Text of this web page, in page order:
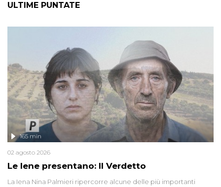
ULTIME PUNTATE
Le Iene presentano: Il Verdetto
165 min
02 agosto 2026
La Iena Nina Palmieri ripercorre alcune delle più importanti